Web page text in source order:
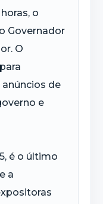
o
Governador
O
de
e
é o último
a